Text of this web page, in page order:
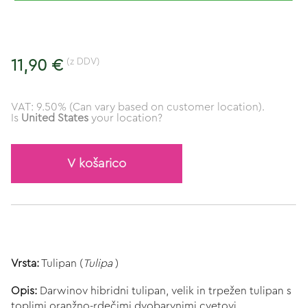
11,90 € (z DDV)
VAT: 9.50% (Can vary based on customer location).
Is United States your location?
V košarico
Vrsta:Tulipan ( Tulipa)
Opis: Darwinov hibridni tulipan, velik in trpežen tulipan s